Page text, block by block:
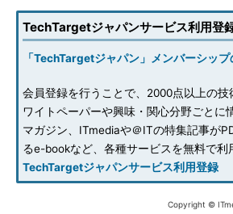
TechTargetジャパンサービス利用登
「TechTargetジャパン」メンバーシッ
会員登録を行うことで、2000点以上の技
ワイトペーパーや興味・関心分野ごとに
マガジン、ITmediaや＠ITの特集記事が
るe-bookなど、各種サービスを無料で利
TechTargetジャパンサービス利用登録
Copyright ©